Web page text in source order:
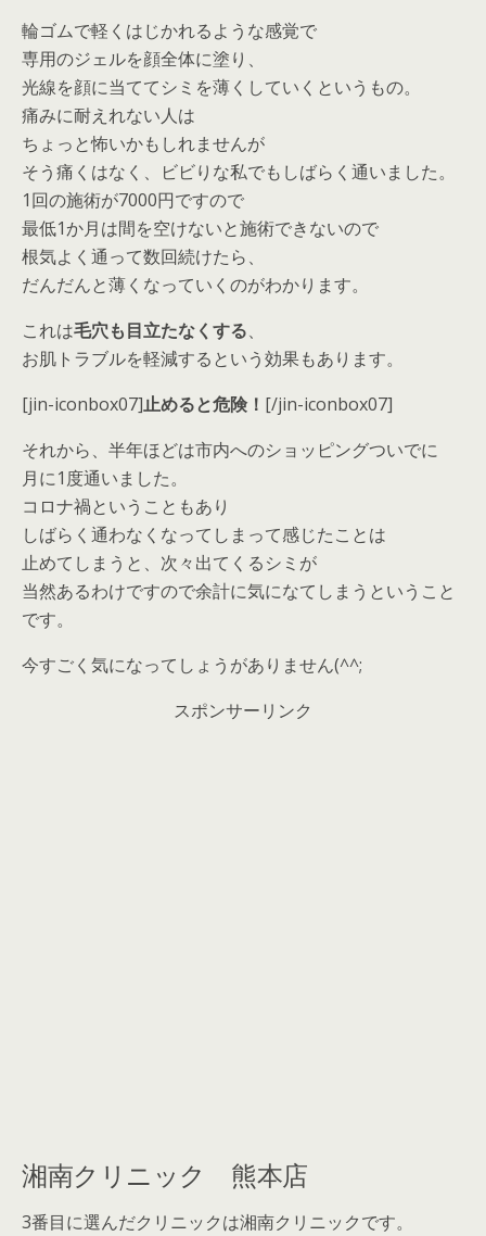
輪ゴムで軽くはじかれるような感覚で
専用のジェルを顔全体に塗り、
光線を顔に当ててシミを薄くしていくというもの。
痛みに耐えれない人は
ちょっと怖いかもしれませんが
そう痛くはなく、ビビりな私でもしばらく通いました。
1回の施術が7000円ですので
最低1か月は間を空けないと施術できないので
根気よく通って数回続けたら、
だんだんと薄くなっていくのがわかります。
これは毛穴も目立たなくする、
お肌トラブルを軽減するという効果もあります。
[jin-iconbox07]止めると危険！ [/jin-iconbox07]
それから、半年ほどは市内へのショッピングついでに
月に1度通いました。
コロナ禍ということもあり
しばらく通わなくなってしまって感じたことは
止めてしまうと、次々出てくるシミが
当然あるわけですので余計に気になてしまうということ
です。
今すごく気になってしょうがありません(^^;
スポンサーリンク
湘南クリニック 熊本店
3番目に選んだクリニックは湘南クリニックです。